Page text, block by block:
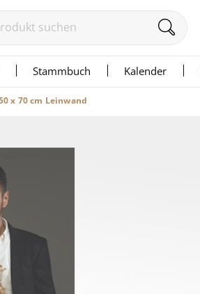
Stammbuch Kalender
x 70 cm Leinwand